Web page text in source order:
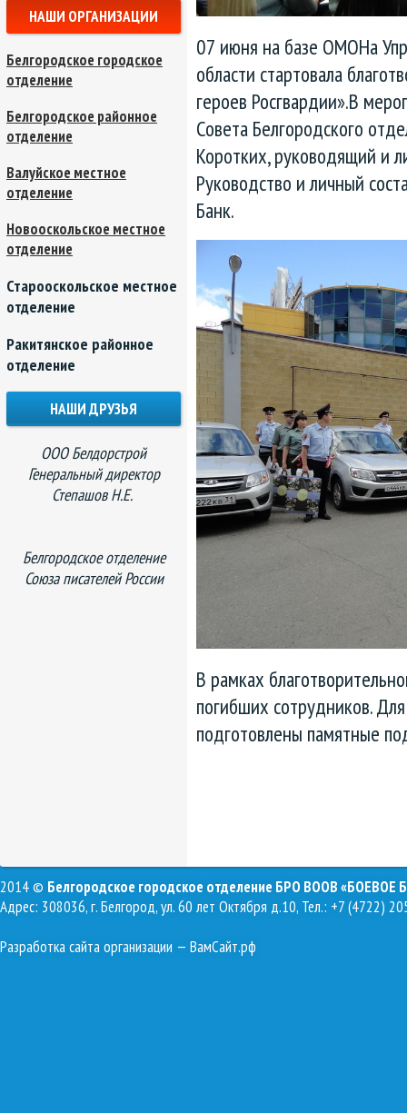
07 июня на базе ОМОНа
области стартовала
героев Росгвардии».В
Совета Белгородского
Коротких, руководящий и
Руководство и личный
Банк.
В рамках
погибших сотрудников.
подготовлены памятные
НАШИ ОРГАНИЗАЦИИ
Белгородское городское
отделение
Белгородское районное
отделение
Валуйское местное
отделение
Новооскольское местное
отделение
Старооскольское местное
отделение
Ракитянское районное
отделение
НАШИ ДРУЗЬЯ
ООО Белдорстрой
Генеральный директор
Степашов Н.Е.
Белгородское отделение
Союза писателей России
2014 © Белгородское городское отделение БРО ВООВ «БОЕВОЕ
Адрес: 308036, г. Белгород, ул. 60 лет Октября д.10, Тел.: +7 (4722)
Разработка сайта организации — ВамСайт.рф